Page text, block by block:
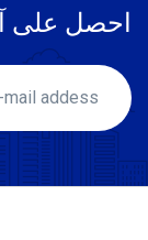
احصل على